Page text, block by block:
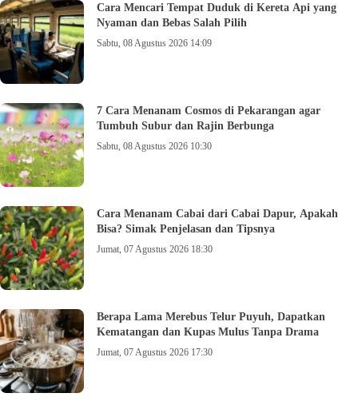
Cara Mencari Tempat Duduk di Kereta Api yang
Nyaman dan Bebas Salah Pilih
Sabtu, 08 Agustus 2026 14:09
7 Cara Menanam Cosmos di Pekarangan agar
Tumbuh Subur dan Rajin Berbunga
Sabtu, 08 Agustus 2026 10:30
Cara Menanam Cabai dari Cabai Dapur, Apakah
Bisa? Simak Penjelasan dan Tipsnya
Jumat, 07 Agustus 2026 18:30
Berapa Lama Merebus Telur Puyuh, Dapatkan
Kematangan dan Kupas Mulus Tanpa Drama
Jumat, 07 Agustus 2026 17:30